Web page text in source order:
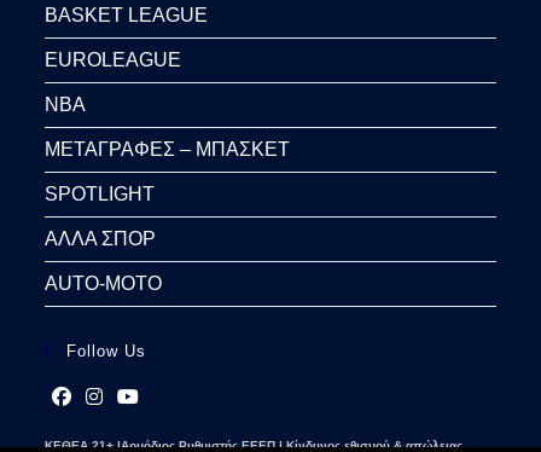
BASKET LEAGUE
EUROLEAGUE
NBA
ΜΕΤΑΓΡΑΦΕΣ – ΜΠΑΣΚΕΤ
SPOTLIGHT
ΑΛΛΑ ΣΠΟΡ
AUTO-MOTO
Follow Us
ΚΕΘΕΑ 21+ |Αρμόδιος Ρυθμιστής ΕΕΕΠ | Κίνδυνος εθισμού & απώλειας